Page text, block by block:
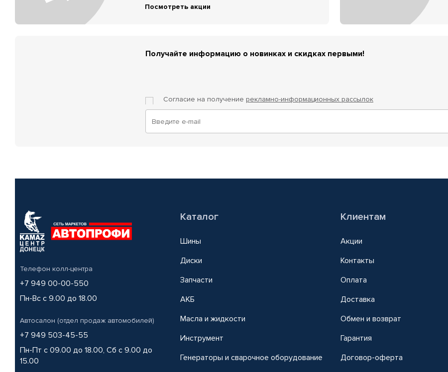
Посмотреть акции
Получайте информацию о новинках и скидках первыми!
Согласие на получение рекламно-информационных рассылок
Телефон колл-центра
+7 949 00-00-550
Пн-Вс с 9.00 до 18.00
Автосалон (отдел продаж автомобилей)
+7 949 503-45-55
Пн-Пт с 09.00 до 18.00, Сб с 9.00 до
15.00
Каталог
Шины
Диски
Запчасти
АКБ
Масла и жидкости
Инструмент
Генераторы и сварочное оборудование
Клиентам
Акции
Контакты
Оплата
Доставка
Обмен и возврат
Гарантия
Договор-оферта